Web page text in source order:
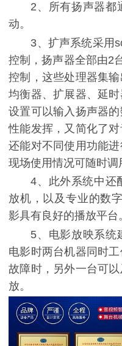
2、所有扬声器都
动。
3、扩声系统采用
控制，扬声器全部由2
控制，这些处理器集
均衡器、扩展器、延
设置可以输入扬声器
性能发挥，又简化了
还能对不同使用功能
现场使用情况可随时调
4、此外系统中还
放机，以及专业的数
影具有良好的播放平台
5、电影放映系统
电影时两台机器同时
故障时，另外一台可
放。